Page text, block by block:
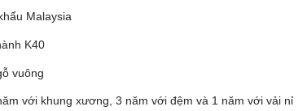
Malaysia
K40
vuông
với khung xương, 3 năm với đệm và 1 năm với vải nỉ